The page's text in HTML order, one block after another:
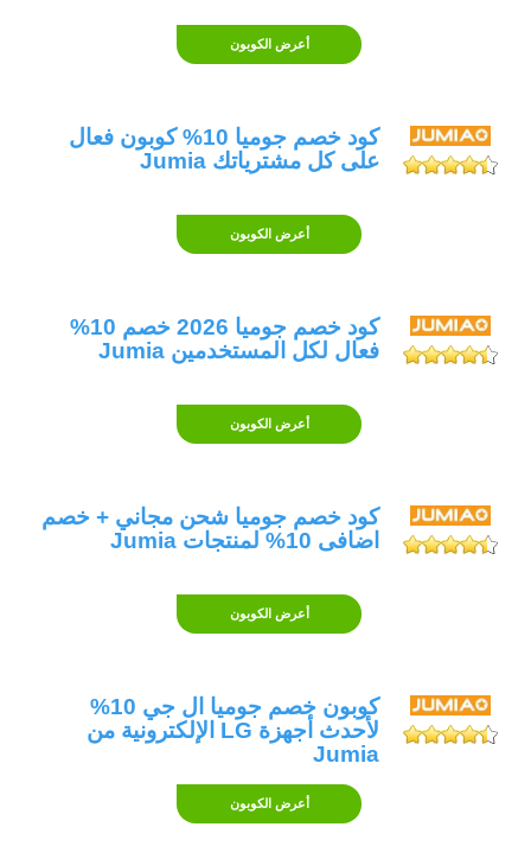
أعرض الكوبون
كود خصم جوميا 10% كوبون فعال
على كل مشترياتك Jumia
أعرض الكوبون
كود خصم جوميا 2026 خصم 10%
فعال لكل المستخدمين Jumia
أعرض الكوبون
كود خصم جوميا شحن مجاني + خصم
اضافى 10% لمنتجات Jumia
أعرض الكوبون
كوبون خصم جوميا ال جي 10%
لأحدث أجهزة LG الإلكترونية من
Jumia
أعرض الكوبون